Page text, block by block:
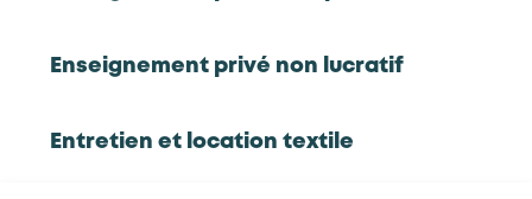
Enseignement privé non lucratif
Entretien et location textile
Rapport complet
RETOUR À LA LISTE D'OUTILS AKTO